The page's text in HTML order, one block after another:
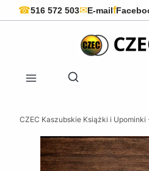
☎516 572 503✉E-mailf
Otwórz wyszukiwarkę
CZEC Kaszubskie Książki i